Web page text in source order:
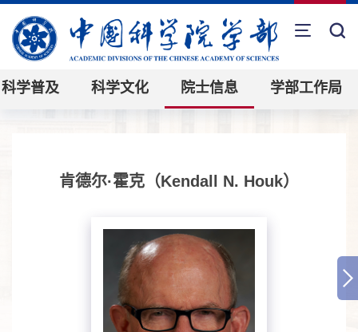
科学普及 科学文化 院士信息 学部工作局
肯德尔·霍克（Kendall N. Houk）